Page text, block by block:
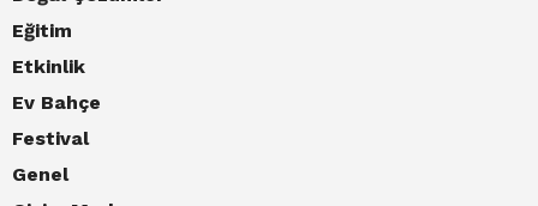
Eğitim
Etkinlik
Ev Bahçe
Festival
Genel